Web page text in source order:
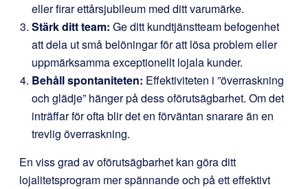
eller firar ettårsjubileum med ditt varumärke.
Stärk ditt team: Ge ditt kundtjänstteam befogenhet
att dela ut små belöningar för att lösa problem eller
uppmärksamma exceptionellt lojala kunder.
Behåll spontaniteten: Effektiviteten i ”överraskning
och glädje” hänger på dess oförutsägbarhet. Om det
inträffar för ofta blir det en förväntan snarare än en
trevlig överraskning.
En viss grad av oförutsägbarhet kan göra ditt
lojalitetsprogram mer spännande och på ett effektivt